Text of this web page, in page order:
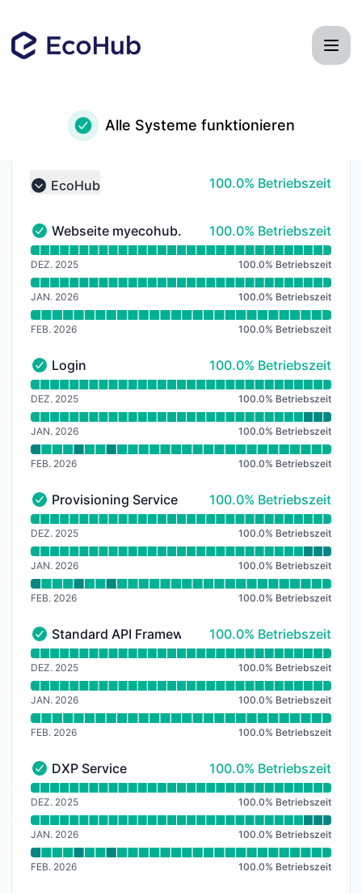
Alle Systeme funktionieren
Collapse group
EcoHub 100% - Betriebszeit
100.0% Betriebszeit
Webseite myecohub.ch - Funktionsfähig
Webseite myecohub.ch 100% - Betriebszeit
100.0% Betriebszeit
Verfügbarkeitsdiagramm lesen für Webseite
DEZ. 2025 100.0% Betriebszeit
JAN. 2026 100.0% Betriebszeit
FEB. 2026 100.0% Betriebszeit
Login - Funktionsfähig
Login 100% - Betriebszeit
100.0% Betriebszeit
Verfügbarkeitsdiagramm lesen für Login
DEZ. 2025 100.0% Betriebszeit
JAN. 2026 100.0% Betriebszeit
FEB. 2026 100.0% Betriebszeit
Provisioning Service - Funktionsfähig
Provisioning Service 100% - Betriebszeit
100.0% Betriebszeit
Verfügbarkeitsdiagramm lesen für Provisioning
DEZ. 2025 100.0% Betriebszeit
JAN. 2026 100.0% Betriebszeit
FEB. 2026 100.0% Betriebszeit
Standard API Framework (SAF) - Funktionsfähig
Standard API Framework (SAF)100% - Betriebszeit
100.0% Betriebszeit
Verfügbarkeitsdiagramm lesen für Standard API
DEZ. 2025 100.0% Betriebszeit
JAN. 2026 100.0% Betriebszeit
FEB. 2026 100.0% Betriebszeit
DXP Service - Funktionsfähig
DXP Service 100% - Betriebszeit
100.0% Betriebszeit
Verfügbarkeitsdiagramm lesen für DXP Service
DEZ. 2025 100.0% Betriebszeit
JAN. 2026 100.0% Betriebszeit
FEB. 2026 100.0% Betriebszeit